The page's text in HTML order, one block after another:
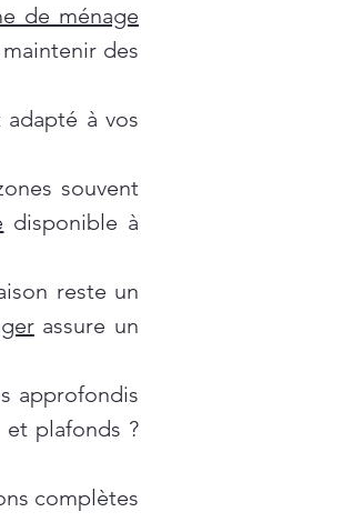
de ménage
des
à vos
souvent
disponible à
reste un
assure un
approfondis
plafonds ?
complètes